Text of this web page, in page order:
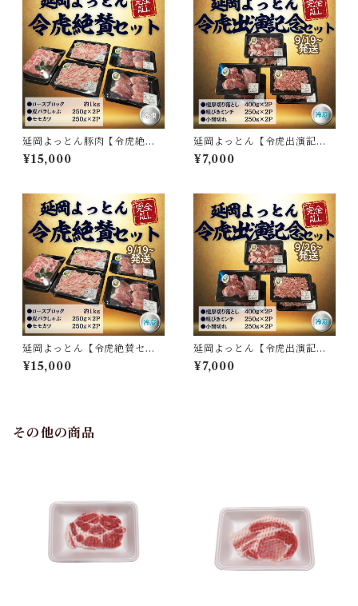
延岡よっとん豚肉【令虎絶賛
セット】※冷凍
¥15,000
延岡よっとん【令虎出演記念
セット】※冷蔵
¥7,000
延岡よっとん【令虎絶賛セッ
ト】※冷蔵
¥15,000
延岡よっとん【令虎出演記念
セット】3※冷蔵
¥7,000
その他の商品